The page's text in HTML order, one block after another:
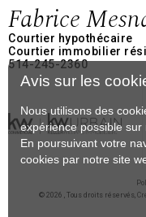
Fabrice
Courtier hypothécaire
Courtier immobilier
514-245-2360
© 2026 , Tous droits réservés,
Avis sur les
Nous utilisons des
expérience possible sur
En poursuivant votre
cookies par notre site